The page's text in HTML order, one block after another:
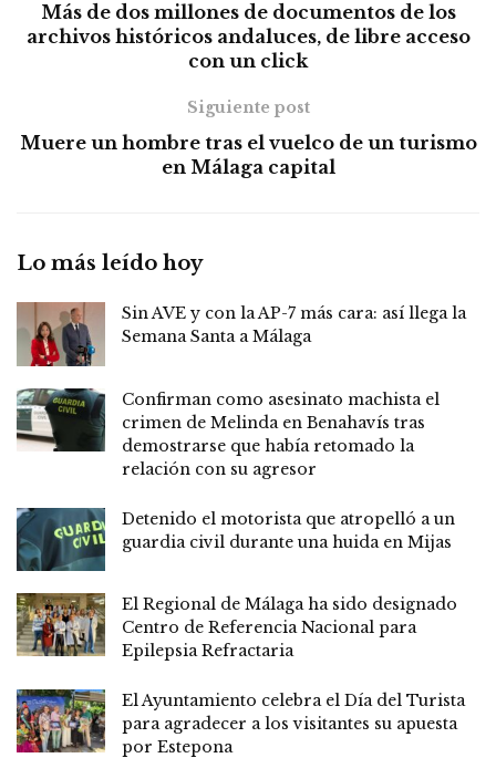
Más de dos millones de documentos de los
archivos históricos andaluces, de libre acceso
con un click
Siguiente post
Muere un hombre tras el vuelco de un turismo
en Málaga capital
Lo más leído hoy
Sin AVE y con la AP-7 más cara: así llega la
Semana Santa a Málaga
Confirman como asesinato machista el
crimen de Melinda en Benahavís tras
demostrarse que había retomado la
relación con su agresor
Detenido el motorista que atropelló a un
guardia civil durante una huida en Mijas
El Regional de Málaga ha sido designado
Centro de Referencia Nacional para
Epilepsia Refractaria
El Ayuntamiento celebra el Día del Turista
para agradecer a los visitantes su apuesta
por Estepona